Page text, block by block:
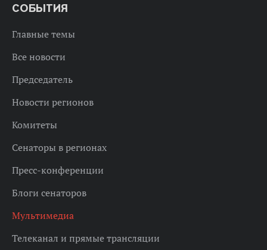
СОБЫТИЯ
Главные темы
Все новости
Председатель
Новости регионов
Комитеты
Сенаторы в регионах
Пресс-конференции
Блоги сенаторов
Мультимедиа
Телеканал и прямые трансляции